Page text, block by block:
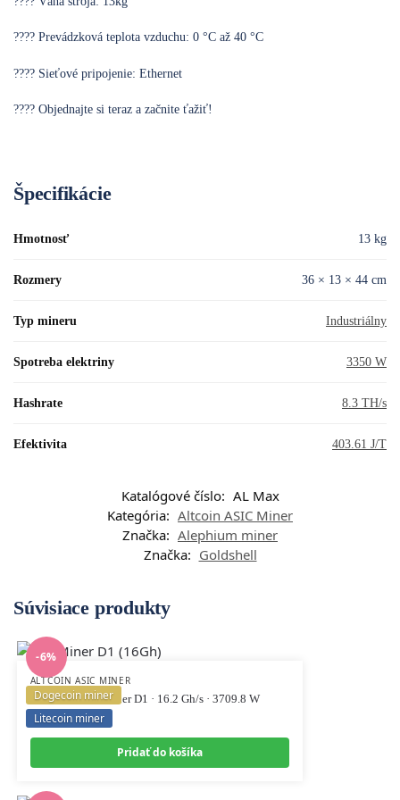
???? Prevádzková teplota vzduchu: 0 °C až 40 °C
???? Sieťové pripojenie: Ethernet
???? Objednajte si teraz a začnite ťažiť!
Špecifikácie
Hmotnosť 13 kg
Rozmery 36 × 13 × 44 cm
Typ mineru Industriálny
Spotreba elektriny 3350 W
Hashrate 8.3 TH/s
Efektivita 403.61 J/T
Katalógové číslo: AL Max
Kategória: Altcoin ASIC Miner
Značka: Alephium miner
Značka: Goldshell
Súvisiace produkty
-6%
Dogecoin miner
Litecoin miner
ALTCOIN ASIC MINER
Volcminer Volcminer D1 · 16.2 Gh/s · 3709.8 W
8 000€ 7 500€
Pridať do košíka